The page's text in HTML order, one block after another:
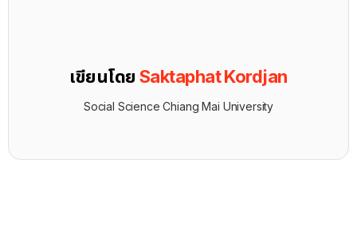
เขียนโดย Saktaphat Kordjan
Social Science Chiang Mai University